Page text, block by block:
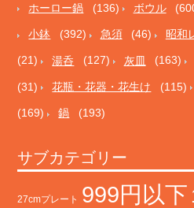
ホーロー鍋 (136) ボウル
小鉢 (392) 急須 (46) 昭和
(21) 湯呑 (127) 灰皿 (163)
(31) 花瓶・花器・花生け (115)
(169) 鍋 (193)
サブカテゴリー
27cmプレート 999円以下